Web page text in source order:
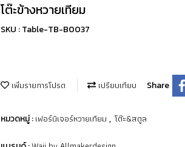
โต๊ะข้างหวายเทียม
SKU : Table-TB-B0037
เพิ่มรายการโปรด เปรียบเทียบ Share
หมวดหมู่ :เฟอร์นิเจอร์หวายเทียม , โต๊ะ&สตูล